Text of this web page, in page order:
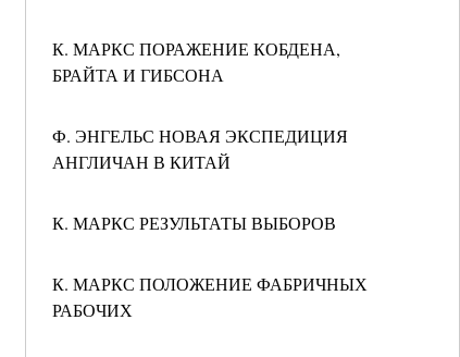
К. МАРКС ПОРАЖЕНИЕ КОБДЕНА,
БРАЙТА И ГИБСОНА
Ф. ЭНГЕЛЬС НОВАЯ ЭКСПЕДИЦИЯ
АНГЛИЧАН В КИТАЙ
К. МАРКС РЕЗУЛЬТАТЫ ВЫБОРОВ
К. МАРКС ПОЛОЖЕНИЕ ФАБРИЧНЫХ
РАБОЧИХ